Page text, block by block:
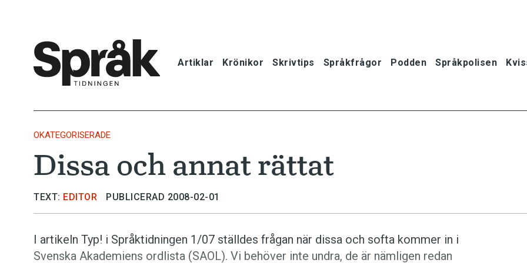
Artiklar Krönikor Skrivtips Språkfrågor Podden Språkpolisen
Krönikor
Språkfrågor
Bokrecensioner
OKATEGORISERADE
Dissa och annat rättat
TEXT: EDITOR PUBLICERAD 2008-02-01
I artikeln Typ! i Språktidningen 1/07 ställdes frågan när dissa och softa kommer in i
Svenska Akademiens ordlista (SAOL). Vi behöver inte undra, de är nämligen redan